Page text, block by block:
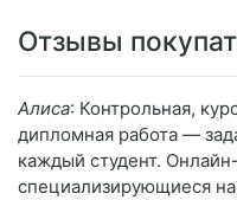
Отзывы
Алиса: Контрольная,
дипломная работа —
каждый студент.
специализирующиеся